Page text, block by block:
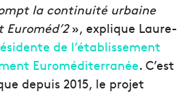
la continuité urbaine
Euroméd’2», explique Laure-
de l’établissement
Euroméditerranée. C’est
depuis 2015, le projet